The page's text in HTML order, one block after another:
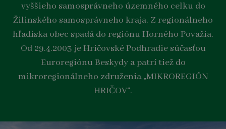
vyššieho samosprávneho územného celku do
Žilinského samosprávneho kraja. Z regionálneho
hľadiska obec spadá do regiónu Horného Považia.
Od 29.4.2003 je Hričovské Podhradie súčasťou
Euroregiónu Beskydy a patrí tiež do
mikroregionálneho združenia „MIKROREGIÓN
HRIČOV“.